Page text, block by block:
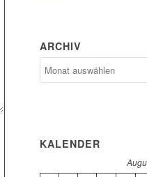
ARCHIV
KALENDER